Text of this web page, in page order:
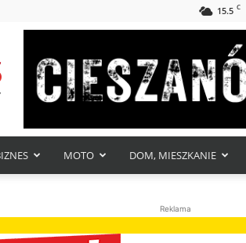
15.5 C
MOTO DOM, MIESZKANIE
Reklama